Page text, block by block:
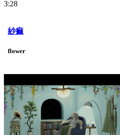
3:28
紗痲
flower